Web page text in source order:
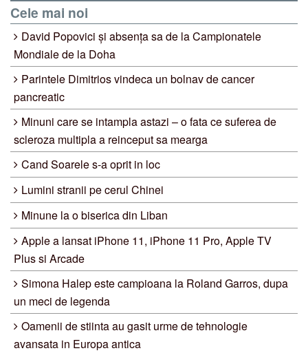
Cele mai noi
David Popovici și absența sa de la Campionatele
Mondiale de la Doha
Parintele Dimitrios vindeca un bolnav de cancer
pancreatic
Minuni care se intampla astazi – o fata ce suferea de
scleroza multipla a reinceput sa mearga
Cand Soarele s-a oprit in loc
Lumini stranii pe cerul Chinei
Minune la o biserica din Liban
Apple a lansat iPhone 11, iPhone 11 Pro, Apple TV
Plus si Arcade
Simona Halep este campioana la Roland Garros, dupa
un meci de legenda
Oamenii de stiinta au gasit urme de tehnologie
avansata in Europa antica